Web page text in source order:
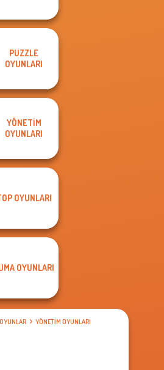
PUZZLE
OYUNLARI
YÖNETIM
OYUNLARI
OYUNLARI
OYUNLARI
YÖNETIM OYUNLARI